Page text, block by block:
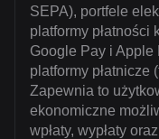
SEPA), portfele
platformy płatności
Google Pay i Apple
platformy płatnicze
Zapewnia to
ekonomiczne
wpłaty, wypłaty